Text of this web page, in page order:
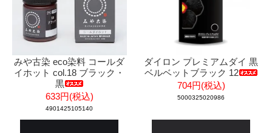
みや古染 eco染料 コールダ
イホット col.18 ブラック・
黒
633円(税込)
4901425105140
ダイロン プレミアムダイ 黒
ベルベットブラック 12
704円(税込)
5000325020986